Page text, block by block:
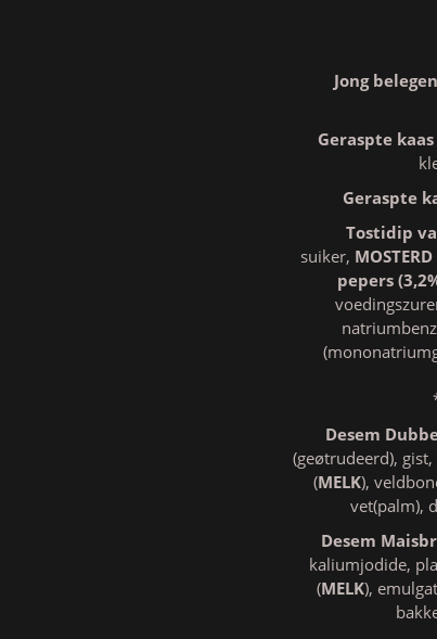
Jong
Geraspte
Geraspte
Tostidip
suiker, MOSTERD
pepers
Desem
(geøtrudeerd), gist,
(MELK),
vet(palm),
Desem
kaliumjodide,
(MELK),